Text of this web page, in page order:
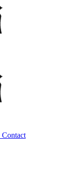
Contact